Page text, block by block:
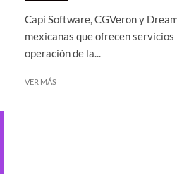
Capi Software, CGVeron y
mexicanas que ofrecen
operación de la...
VER MÁS